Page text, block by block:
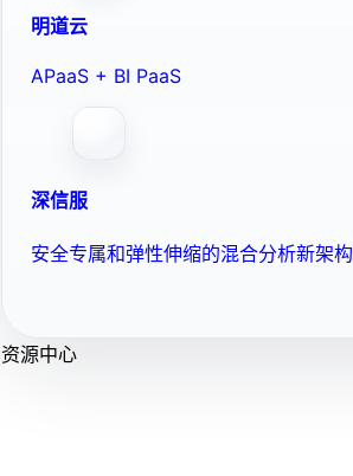
明道云
APaaS + BI PaaS
深信服
安全专属和弹性伸缩的混合分析新架构
资源中心